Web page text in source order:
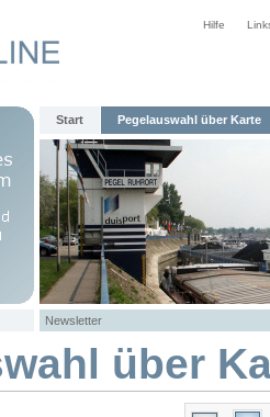
Hilfe
Start Pegelauswahl über Karte
Newsletter
über